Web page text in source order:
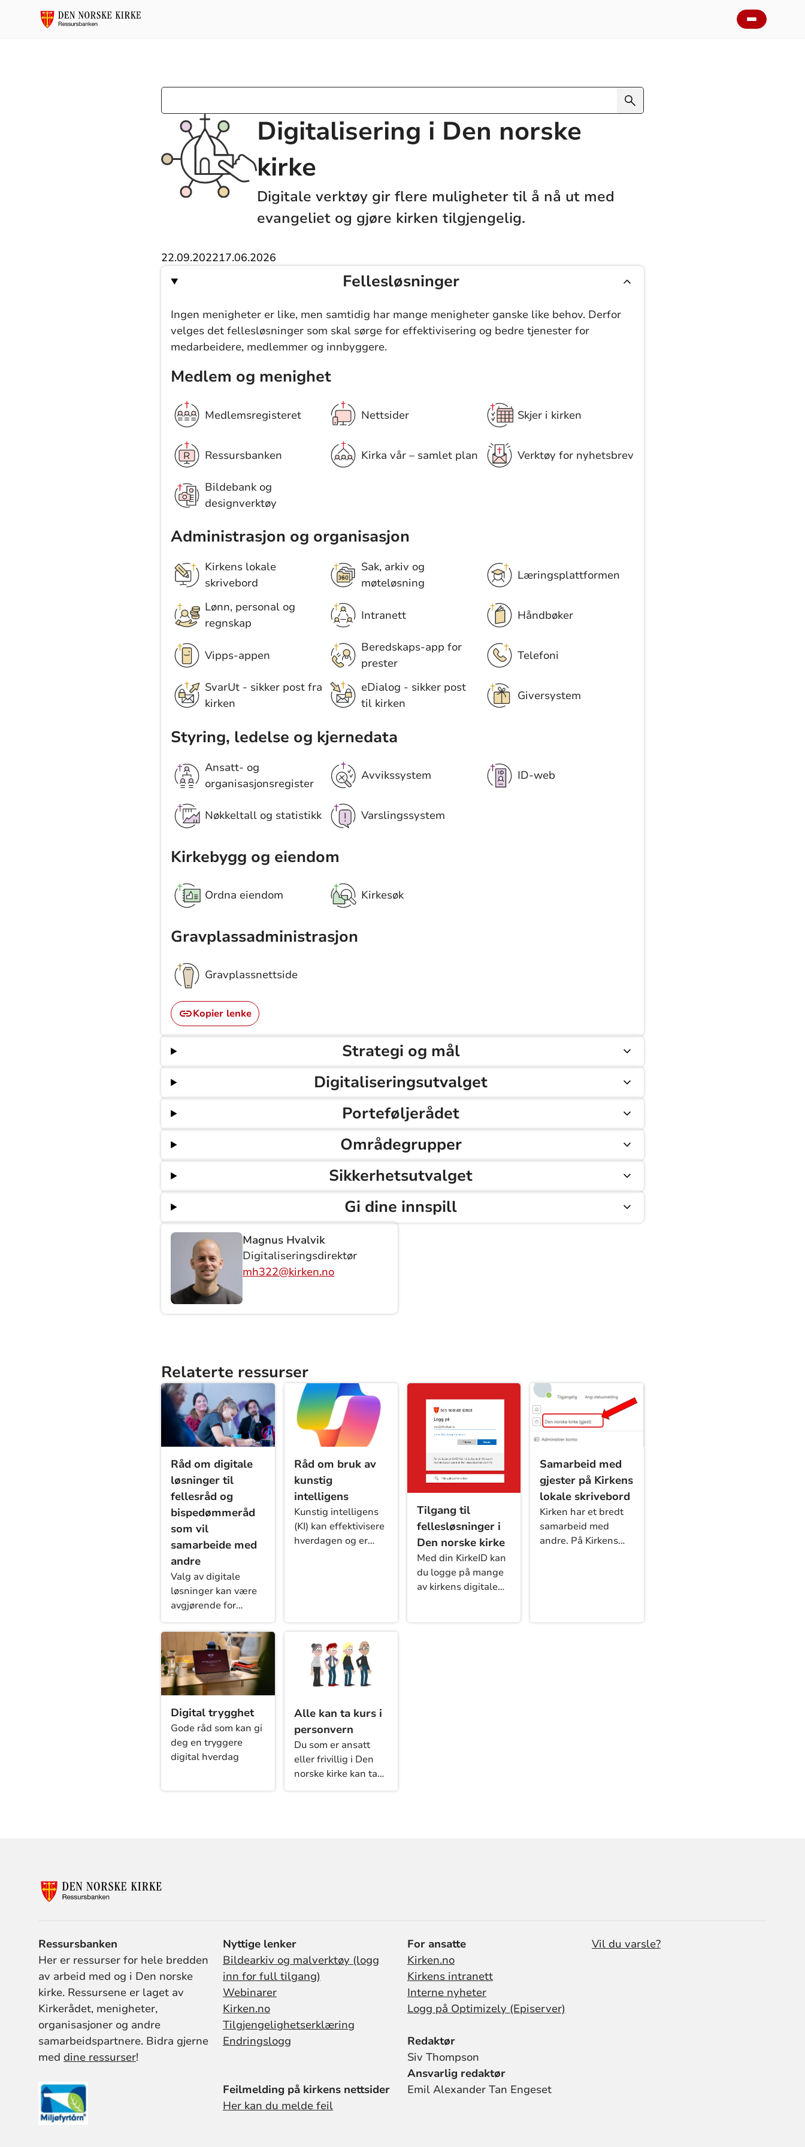
Digitalisering i Den norske
kirke
Digitale verktøy gir flere muligheter til å nå ut med
evangeliet og gjøre kirken tilgjengelig.
22.09.202217.06.2026
Fellesløsninger
Ingen menigheter er like, men samtidig har mange menigheter ganske like behov. Derfor
velges det fellesløsninger som skal sørge for effektivisering og bedre tjenester for
medarbeidere, medlemmer og innbyggere.
Medlem og menighet
Medlemsregisteret Nettsider Skjer i kirken
Ressursbanken Kirka vår – samlet plan Verktøy for nyhetsbrev
Bildebank og
designverktøy
Administrasjon og organisasjon
Kirkens lokale
skrivebord
Sak, arkiv og
møteløsning
Læringsplattformen
Lønn, personal og
regnskap
Intranett Håndbøker
Vipps-appen
Beredskaps-app for
prester
Telefoni
SvarUt - sikker post fra
kirken
eDialog - sikker post
til kirken
Giversystem
Styring, ledelse og kjernedata
Ansatt- og
organisasjonsregister
Avvikssystem ID-web
Nøkkeltall og statistikk Varslingssystem
Kirkebygg og eiendom
Ordna eiendom Kirkesøk
Gravplassadministrasjon
Gravplassnettside
Kopier lenke
Strategi og mål
Digitaliseringsutvalget
Porteføljerådet
Områdegrupper
Sikkerhetsutvalget
Gi dine innspill
Magnus Hvalvik
Digitaliseringsdirektør
mh322@kirken.no
Relaterte ressurser
Råd om digitale
løsninger til
fellesråd og
bispedømmeråd
som vil
samarbeide med
andre
Valg av digitale
løsninger kan være
avgjørende for
hvilken gevinst som
kan hentes ut når
fellesråd og
bispedømmeråd skal
samarbeide med
andre. Les rådene
fra Kirkerådet og ta
kontakt for
veiledning.
Råd om bruk av
kunstig
intelligens
Kunstig intelligens
(KI) kan effektivisere
hverdagen og er
du er logget på med
en jobb-bruker.
Tilgang til
fellesløsninger i
Den norske kirke
Med din KirkeID kan
du logge på mange
av kirkens digitale
Samarbeid med
gjester på Kirkens
lokale skrivebord
Kirken har et bredt
samarbeid med
andre. På Kirkens
Digital trygghet
Gode råd som kan gi
deg en tryggere
digital hverdag
Alle kan ta kurs i
personvern
Du som er ansatt
eller frivillig i Den
norske kirke kan ta
kurs om hvordan
Ressursbanken
Her er ressurser for hele bredden
av arbeid med og i Den norske
kirke. Ressursene er laget av
Kirkerådet, menigheter,
organisasjoner og andre
samarbeidspartnere. Bidra gjerne
med dine ressurser!
Nyttige lenker
Bildearkiv og malverktøy (logg
inn for full tilgang)
Webinarer
Kirken.no
Tilgjengelighetserklæring
Endringslogg
Feilmelding på kirkens nettsider
Her kan du melde feil
For ansatte
Kirken.no
Kirkens intranett
Interne nyheter
Logg på Optimizely (Episerver)
Redaktør
Siv Thompson
Ansvarlig redaktør
Emil Alexander Tan Engeset
Vil du varsle?